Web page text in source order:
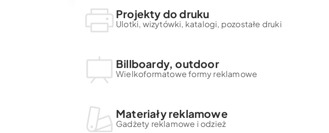
Projekty do druku
Ulotki, wizytówki, katalogi, pozostałe druki
Billboardy, outdoor
Wielkoformatowe formy reklamowe
Materiały reklamowe
Gadżety reklamowe i odzież